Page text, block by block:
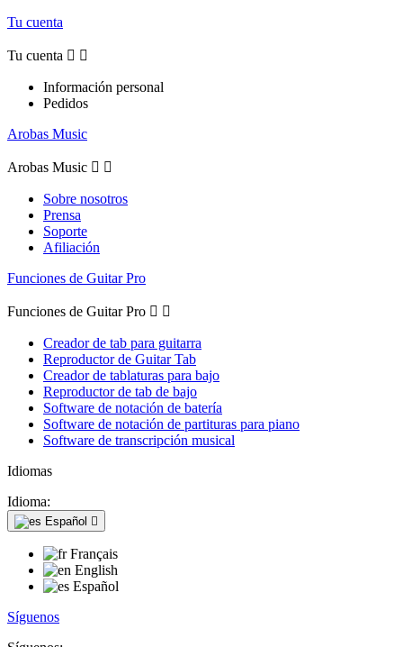
Tu cuenta
Tu cuenta  
Información personal
Pedidos
Arobas Music
Arobas Music  
Sobre nosotros
Prensa
Soporte
Afiliación
Funciones de Guitar Pro
Funciones de Guitar Pro  
Creador de tab para guitarra
Reproductor de Guitar Tab
Creador de tablaturas para bajo
Reproductor de tab de bajo
Software de notación de batería
Software de notación de partituras para piano
Software de transcripción musical
Idiomas
Idioma:
Español 
Français
English
Español
Síguenos